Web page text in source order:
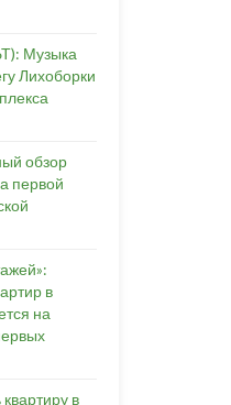
Музыка
Лихоборки
обзор
первой
в
на
в